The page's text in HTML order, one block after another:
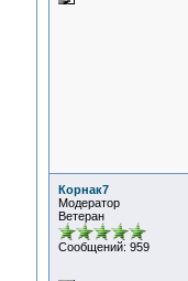
Корнак7
Модератор
Ветеран
Сообщений: 959